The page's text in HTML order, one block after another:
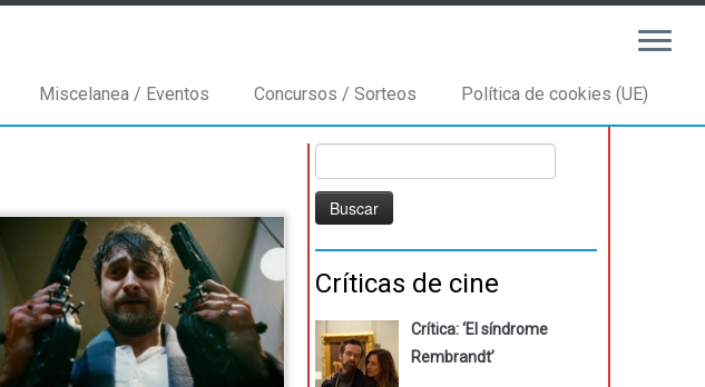
Miscelanea / Eventos Concursos / Sorteos Política de cookies (UE)
Críticas de cine
Crítica: ‘El síndrome
Rembrandt’